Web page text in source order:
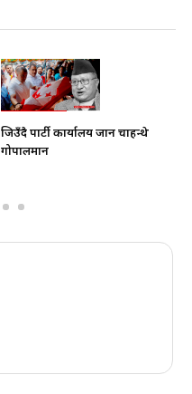
जिउँदै पार्टी कार्यालय जान चाहन्थे
गोपालमान